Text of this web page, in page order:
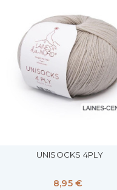
UNISOCKS 4PLY
8,95 €